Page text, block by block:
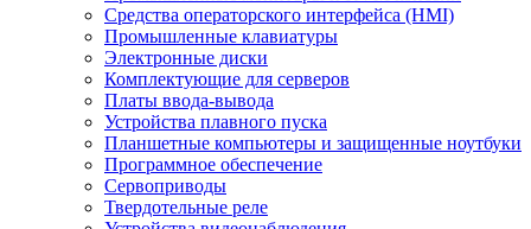
Средства операторского интерфейса (HMI)
Промышленные клавиатуры
Электронные диски
Комплектующие для серверов
Платы ввода-вывода
Устройства плавного пуска
Планшетные компьютеры и защищенные ноутбуки
Программное обеспечение
Сервоприводы
Твердотельные реле